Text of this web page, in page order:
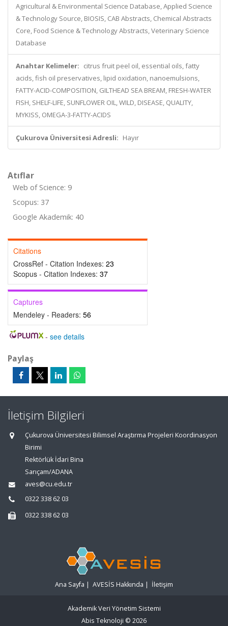
Agricultural & Environmental Science Database, Applied Science
& Technology Source, BIOSIS, CAB Abstracts, Chemical Abstracts
Core, Food Science & Technology Abstracts, Veterinary Science
Database
Anahtar Kelimeler: citrus fruit peel oil, essential oils, fatty
acids, fish oil preservatives, lipid oxidation, nanoemulsions,
FATTY-ACID-COMPOSITION, GILTHEAD SEA BREAM, FRESH-WATER
FISH, SHELF-LIFE, SUNFLOWER OIL, WILD, DISEASE, QUALITY,
MYKISS, OMEGA-3-FATTY-ACIDS
Çukurova Üniversitesi Adresli: Hayır
Atıflar
Web of Science: 9
Scopus: 37
Google Akademik: 40
Citations
CrossRef - Citation Indexes: 23
Scopus - Citation Indexes: 37
Captures
Mendeley - Readers: 56
- see details
Paylaş
İletişim Bilgileri
Çukurova Üniversitesi Bilimsel Araştırma Projeleri Koordinasyon
Birimi
Rektörlük İdari Bina
Sarıçam/ADANA
aves@cu.edu.tr
0322 338 62 03
0322 338 62 03
Ana Sayfa | AVESİS Hakkında | İletişim
Akademik Veri Yönetim Sistemi
Abis Teknoloji © 2026